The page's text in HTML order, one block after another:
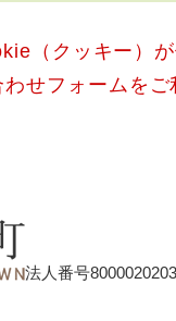
（クッキー）
せフォームをご
法人番号